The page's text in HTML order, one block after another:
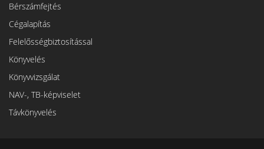
Bérszámfejtés
Cégalapítás
Felelősségbiztosítással
Könyvelés
Könyvvizsgálat
NAV-, TB-képviselet
Távkönyvelés